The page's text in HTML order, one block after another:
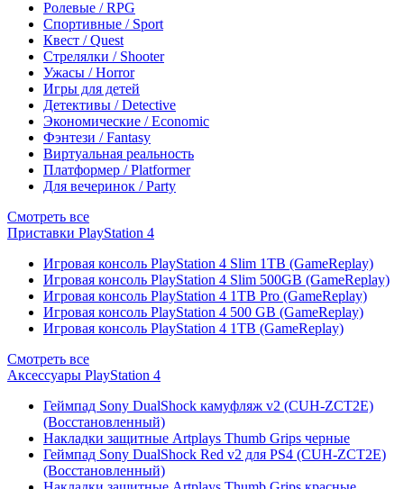
Ролевые / RPG
Спортивные / Sport
Квест / Quest
Стрелялки / Shooter
Ужасы / Horror
Игры для детей
Детективы / Detective
Экономические / Economic
Фэнтези / Fantasy
Виртуальная реальность
Платформер / Platformer
Для вечеринок / Party
Смотреть все
Приставки PlayStation 4
Игровая консоль PlayStation 4 Slim 1TB (GameReplay)
Игровая консоль PlayStation 4 Slim 500GB (GameReplay)
Игровая консоль PlayStation 4 1TB Pro (GameReplay)
Игровая консоль PlayStation 4 500 GB (GameReplay)
Игровая консоль PlayStation 4 1TB (GameReplay)
Смотреть все
Аксессуары PlayStation 4
Геймпад Sony DualShock камуфляж v2 (CUH-ZCT2E)
(Восстановленный)
Накладки защитные Artplays Thumb Grips черные
Геймпад Sony DualShock Red v2 для PS4 (CUH-ZCT2E)
(Восстановленный)